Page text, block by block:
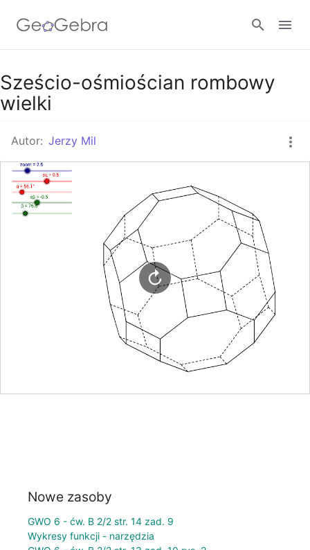
Google Classroom
Sześcio-ośmiościan rombowy
wielki
Autor: Jerzy Mil
Nowe zasoby
GWO 6 - ćw. B 2/2 str. 14 zad. 9
Wykresy funkcji - narzędzia